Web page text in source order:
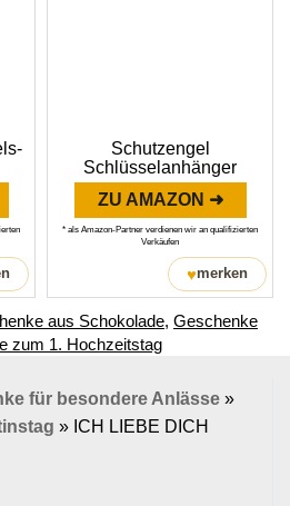
Schutzengel
Schlüsselanhänger
ZU AMAZON ➜
* als Amazon-Partner verdienen wir an qualifizierten
Verkäufen
♥merken
aus Schokolade, Geschenke
zum 1. Hochzeitstag
für besondere Anlässe »
» ICH LIEBE DICH